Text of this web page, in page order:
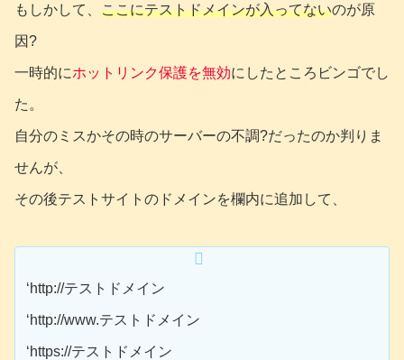
もしかして、 ここにテストドメインが入ってないのが原
因?
一時的にホットリンク保護を無効にしたところビンゴでし
た。
自分のミスかその時のサーバーの不調?だったのか判りま
せんが、
その後テストサイトのドメインを欄内に追加して、
‘http://テストドメイン
‘http://www.テストドメイン
‘https://テストドメイン